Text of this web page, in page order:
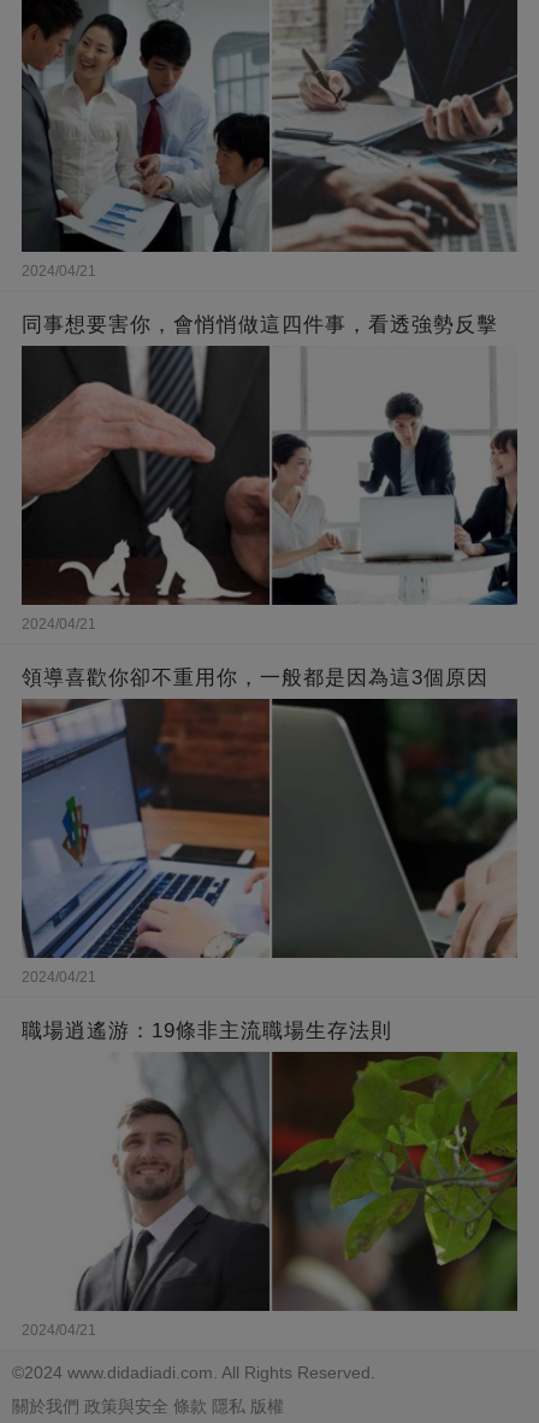
2024/04/21
同事想要害你，會悄悄做這四件事，看透強勢反擊
2024/04/21
領導喜歡你卻不重用你，一般都是因為這3個原因
2024/04/21
職場逍遙游：19條非主流職場生存法則
2024/04/21
©2024 www.didadiadi.com. All Rights Reserved.
關於我們 政策與安全 條款 隱私 版權